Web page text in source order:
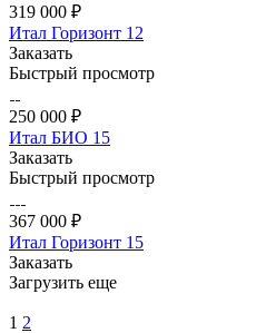
319 000 ₽
Итал Горизонт 12
Заказать
Быстрый просмотр
250 000 ₽
Итал БИО 15
Заказать
Быстрый просмотр
367 000 ₽
Итал Горизонт 15
Заказать
Загрузить еще
1 2